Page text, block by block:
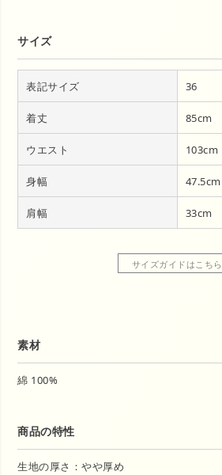
サイズ
表記サイズ 36
着丈 85cm
ウエスト 103cm
身幅 47.5cm
肩幅 33cm
サイズガイドはこちら
素材
綿 100%
商品の特性
生地の厚さ：やや厚め